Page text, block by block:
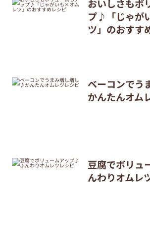
おいしさもボ
プ♪「じゃが
ツ」のおすす
ベーコンでう
かんたんオム
豆腐でボリュ
んわりオムレ